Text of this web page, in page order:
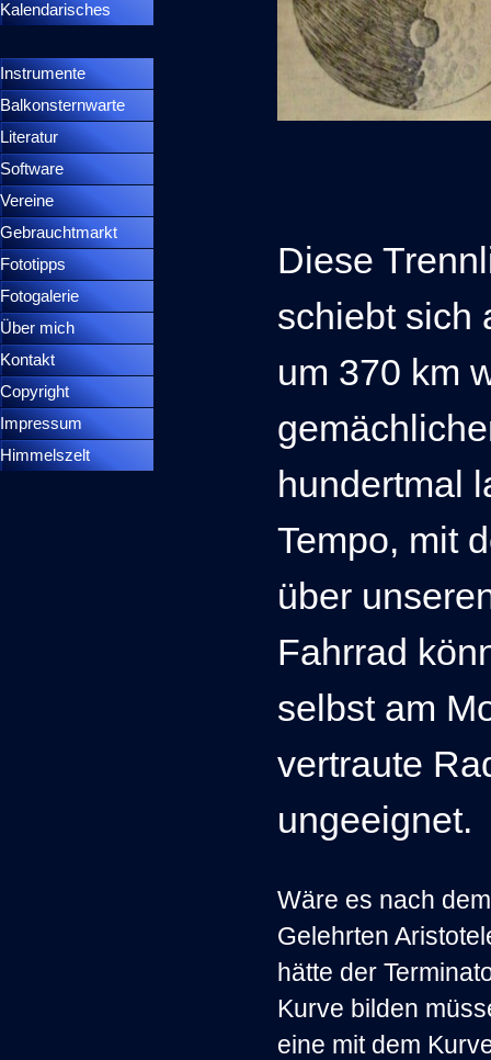
Kalendarisches
Instrumente
Balkonsternwarte
Literatur
Software
Vereine
Gebrauchtmarkt
Fototipps
Fotogalerie
Über mich
Kontakt
Copyright
Impressum
Himmelszelt
Diese
schiebt sich
um 370 km
hundertmal
Tempo, mit
über
Fahrrad
selbst am
vertraute
ungeeignet.
Wäre es nach
Gelehrten
hätte der
Kurve bilden
eine mit dem